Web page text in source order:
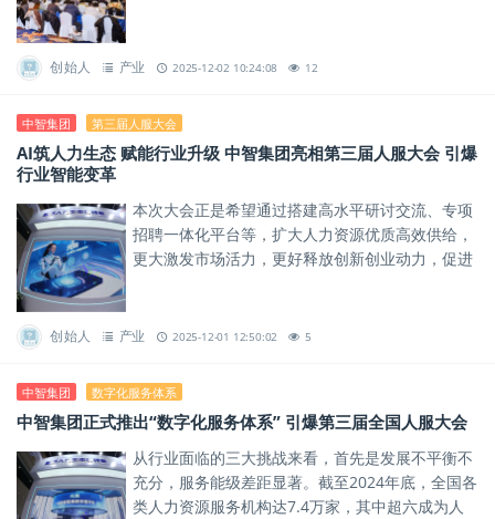
创始人 产业 2025-12-02 10:24:08 12
中智集团 第三届人服大会
AI筑人力生态 赋能行业升级 中智集团亮相第三届人服大会 引爆
行业智能变革
本次大会正是希望通过搭建高水平研讨交流、专项
招聘一体化平台等，扩大人力资源优质高效供给，
更大激发市场活力，更好释放创新创业动力，促进
创始人 产业 2025-12-01 12:50:02 5
中智集团 数字化服务体系
中智集团正式推出“数字化服务体系” 引爆第三届全国人服大会
从行业面临的三大挑战来看，首先是发展不平衡不
充分，服务能级差距显著。截至2024年底，全国各
类人力资源服务机构达7.4万家，其中超六成为人